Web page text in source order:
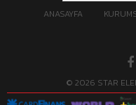
ANASAYFA
© 2026 STAR